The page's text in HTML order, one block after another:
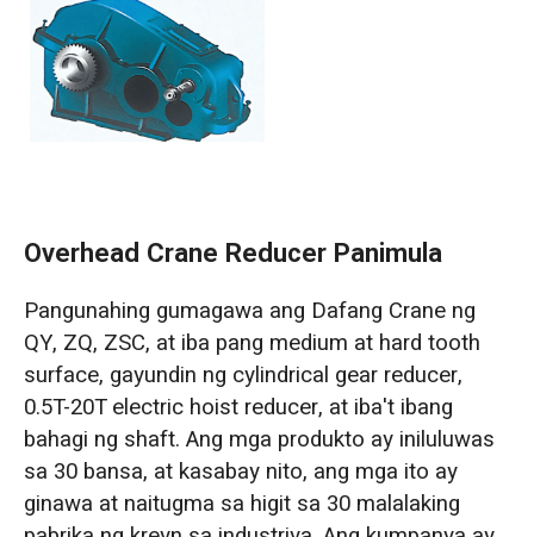
Overhead Crane Reducer Panimula
Pangunahing gumagawa ang Dafang Crane ng
QY, ZQ, ZSC, at iba pang medium at hard tooth
surface, gayundin ng cylindrical gear reducer,
0.5T-20T electric hoist reducer, at iba't ibang
bahagi ng shaft. Ang mga produkto ay iniluluwas
sa 30 bansa, at kasabay nito, ang mga ito ay
ginawa at naitugma sa higit sa 30 malalaking